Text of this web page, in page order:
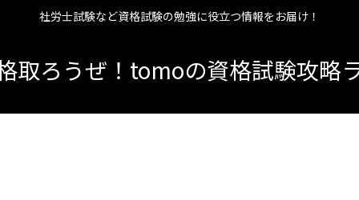
社労士試験など資格試験の勉強に役立つ情報をお届け！
取ろうぜ！tomoの資格試験攻略